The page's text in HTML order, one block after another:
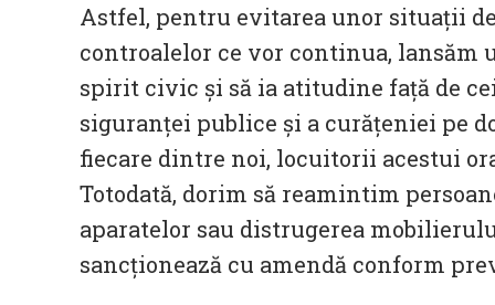
Astfel, pentru evitarea unor situații
controalelor ce vor continua, lansăm
spirit civic și să ia atitudine față de
siguranței publice și a curățeniei pe
fiecare dintre noi, locuitorii acestui
Totodată, dorim să reamintim
aparatelor sau distrugerea
sancționează cu amendă conform